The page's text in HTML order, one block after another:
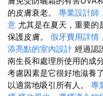
的皮膚衰老。 專業設計師
意 尤其是在夏天，重要的
保護皮膚。 假牙費用詳情
添亮點的室內設計 經過認
南生長和處理所使用的成
考慮因素是它很好地滋養
以適當地吸引所有人。 專